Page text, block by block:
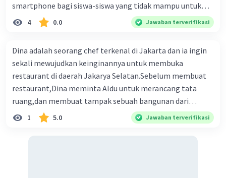
smartphone bagi siswa-siswa yang tidak mampu untuk
membeli b. Pembangunan jaringan fiber optik Palapa
Ring ,menara BTS ,dan jaringan internet di berbagai
informasi pada kurikulum sejak dini d. Memberi bantuan
UMKM dengan bunga ringan
4 0.0 Jawaban terverifikasi
Dina adalah seorang chef terkenal di Jakarta dan ia ingin
sekali mewujudkan keinginannya untuk membuka
restaurant di daerah Jakarya Selatan.Sebelum membuat
restaurant,Dina meminta Aldu untuk merancang tata
ruang,dan membuat tampak sebuah bangunan dari
restaurant Dina dengan tema minimalis.Berdasarkan
ilustrasi tersebut lingkup ekonomi kreatif yang dilakukan
1 5.0 Jawaban terverifikasi